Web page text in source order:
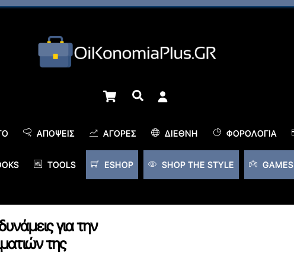
Cart Αναζήτηση
ΑΠΌΨΕΙΣ ΑΓΟΡΈΣ ΔΙΕΘΝΉ ΦΟΡΟΛΟΓΊΑ
TOOLS ESHOP SHOP THE STYLE GAMES
για την
της